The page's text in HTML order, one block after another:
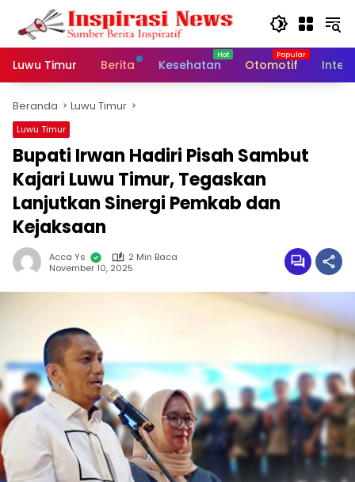
Langsung
konten
Luwu Timur
Berita Kesehatan Otomotif
Beranda Luwu Timur
Luwu Timur
Bupati Irwan Hadiri Pisah Sambut
Kajari Luwu Timur, Tegaskan
Lanjutkan Sinergi Pemkab dan
Kejaksaan
Acca Ys
2 Min Baca
November 10, 2025